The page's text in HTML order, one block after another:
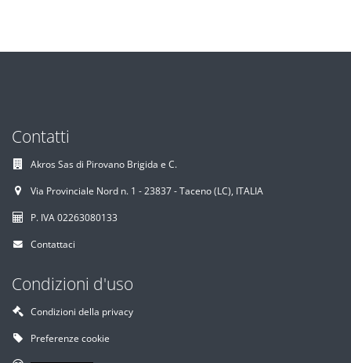
Contatti
Akros Sas di Pirovano Brigida e C.
Via Provinciale Nord n. 1 - 23837 - Taceno (LC), ITALIA
P. IVA 02263080133
Contattaci
Condizioni d'uso
Condizioni della privacy
Preferenze cookie